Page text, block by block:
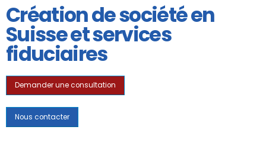
Création de société en
Suisse et services
fiduciaires
Demander une consultation
Nous contacter